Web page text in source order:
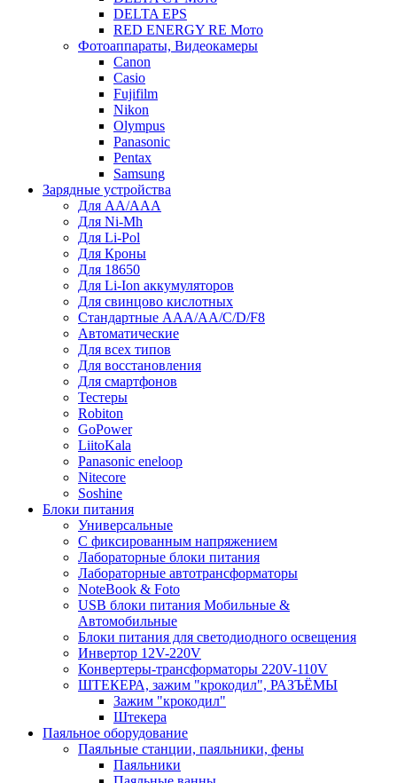
DELTA EPS
RED ENERGY RE Мото
Фотоаппараты, Видеокамеры
Canon
Casio
Fujifilm
Nikon
Olympus
Panasonic
Pentax
Samsung
Зарядные устройства
Для AA/AAA
Для Ni-Mh
Для Li-Pol
Для Кроны
Для 18650
Для Li-Ion аккумуляторов
Для свинцово кислотных
Стандартные ААА/АА/С/D/F8
Автоматические
Для всех типов
Для восстановления
Для смартфонов
Тестеры
Robiton
GoPower
LiitoKala
Panasonic eneloop
Nitecore
Soshine
Блоки питания
Универсальные
C фиксированным напряжением
Лабораторные блоки питания
Лабораторные автотрансформаторы
NoteBook & Foto
USB блоки питания Мобильные &
Автомобильные
Блоки питания для светодиодного освещения
Инвертор 12V-220V
Конвертеры-трансформаторы 220V-110V
ШТЕКЕРА, зажим "крокодил", РАЗЪЁМЫ
Зажим "крокодил"
Штекера
Паяльное оборудование
Паяльные станции, паяльники, фены
Паяльники